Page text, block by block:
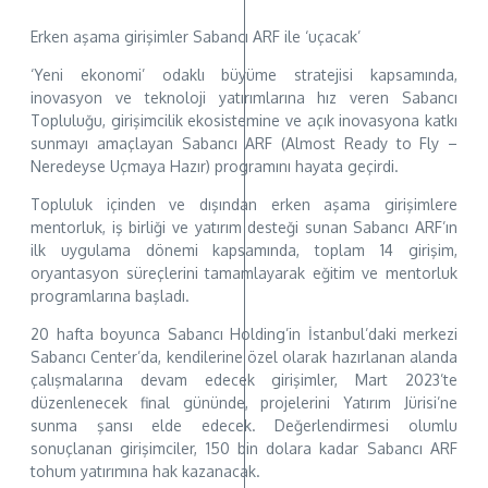
Erken aşama girişimler Sabancı ARF ile ‘uçacak’
‘Yeni ekonomi’ odaklı büyüme stratejisi kapsamında,
inovasyon ve teknoloji yatırımlarına hız veren Sabancı
Topluluğu, girişimcilik ekosistemine ve açık inovasyona katkı
sunmayı amaçlayan Sabancı ARF (Almost Ready to Fly –
Neredeyse Uçmaya Hazır) programını hayata geçirdi.
Topluluk içinden ve dışından erken aşama girişimlere
mentorluk, iş birliği ve yatırım desteği sunan Sabancı ARF’ın
ilk uygulama dönemi kapsamında, toplam 14 girişim,
oryantasyon süreçlerini tamamlayarak eğitim ve mentorluk
programlarına başladı.
20 hafta boyunca Sabancı Holding’in İstanbul’daki merkezi
Sabancı Center’da, kendilerine özel olarak hazırlanan alanda
çalışmalarına devam edecek girişimler, Mart 2023’te
düzenlenecek final gününde, projelerini Yatırım Jürisi’ne
sunma şansı elde edecek. Değerlendirmesi olumlu
sonuçlanan girişimciler, 150 bin dolara kadar Sabancı ARF
tohum yatırımına hak kazanacak.